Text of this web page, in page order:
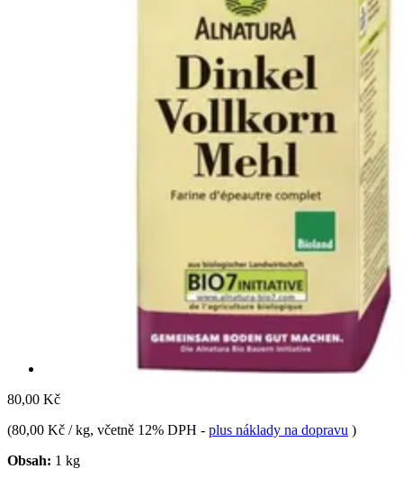
80,00 Kč
(80,00 Kč / kg, včetně 12% DPH - plus náklady na dopravu )
Obsah: 1 kg